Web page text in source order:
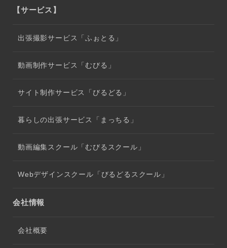
【サービス】
出張撮影サービス「ふぉとる」
動画制作サービス「むびる」
サイト制作サービス「びるどる」
暮らしの出張サービス「まっちる」
動画編集スクール「むびるスクール」
Webデザインスクール「びるどるスクール」
会社情報
会社概要